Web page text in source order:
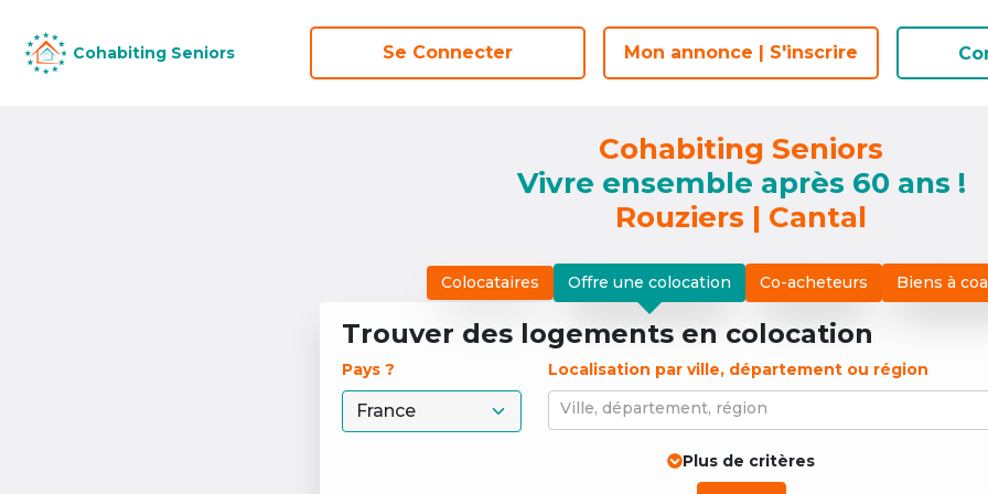
Cohabiting Seniors Se Connecter Mon annonce | S'inscrire
Cohabiting Seniors Se Connecter Mon annonce | S'inscrire
Cohabiting Seniors
Vivre ensemble après 60 ans !
Rouziers | Cantal
Colocataires Offre une colocation Co-acheteurs Biens à
Trouver des logements en colocation
Pays ?
Localisation par ville, département ou région
Ville, département, région
Plus de critères